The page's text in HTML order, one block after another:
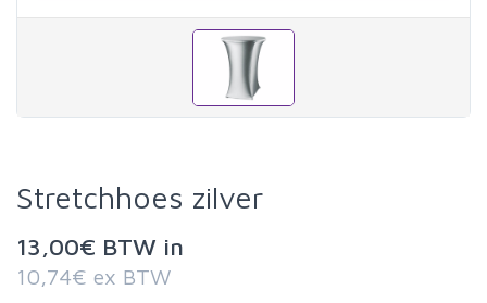
Stretchhoes zilver
13,00€ BTW in
10,74€ ex BTW